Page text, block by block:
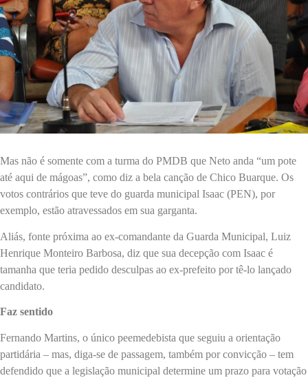
Mas não é somente com a turma do PMDB que Neto anda “um pote
até aqui de mágoas”, como diz a bela canção de Chico Buarque. Os
votos contrários que teve do guarda municipal Isaac (PEN), por
exemplo, estão atravessados em sua garganta.
Aliás, fonte próxima ao ex-comandante da Guarda Municipal, Luiz
Henrique Monteiro Barbosa, diz que sua decepção com Isaac é
tamanha que teria pedido desculpas ao ex-prefeito por tê-lo lançado
candidato.
Faz sentido
Fernando Martins, o único peemedebista que seguiu a orientação
partidária – mas, diga-se de passagem, também por convicção – tem
defendido que a legislação municipal determine um prazo para votação